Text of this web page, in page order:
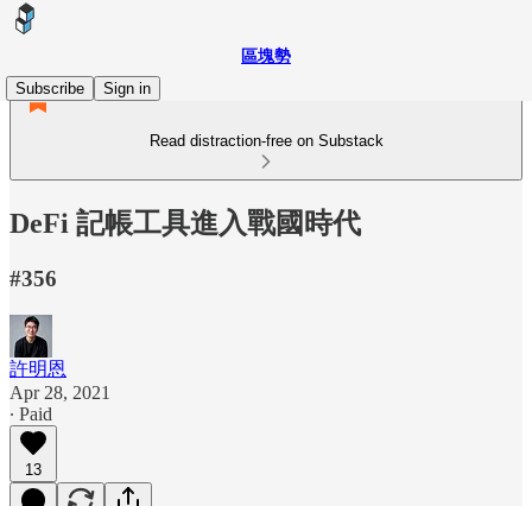
區塊勢
Subscribe
Sign in
Read distraction-free on Substack
DeFi 記帳工具進入戰國時代
#356
許明恩
Apr 28, 2021
∙ Paid
13